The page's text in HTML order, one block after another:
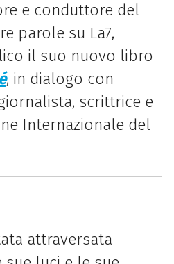
e conduttore del
parole su La7,
il suo nuovo libro
, in dialogo con
scrittrice e
Internazionale del
attraversata